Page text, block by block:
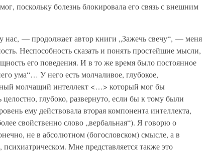
поскольку болезнь блокировала его связь с внешним
— продолжает автор книги „Зажечь свечу“, — меня
Неспособность сказать и понять простейшие мысли,
его поведения. И в то же время было постоянное
ума“… У него есть молчаливое, глубокое,
молчащий интеллект <…> который мог бы
глубоко, развернуто, если бы к тому были
ему действовала вторая компонента интеллекта,
свойственно слово „вербальная“). Я говорю о
не в абсолютном (богословском) смысле, а в
Мне представляется также это